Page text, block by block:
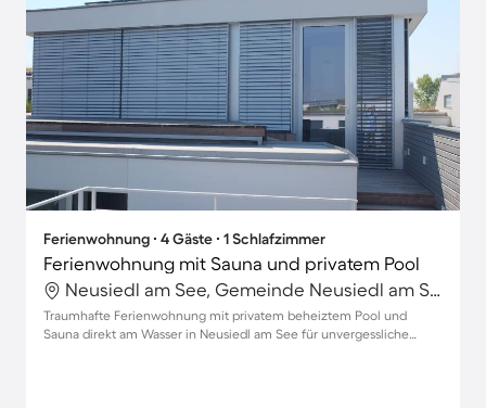
Ferienwohnung ∙ 4 Gäste ∙ 1 Schlafzimmer
Ferienwohnung mit Sauna und privatem Pool
Neusiedl am See, Gemeinde Neusiedl am See, Österreich
Traumhafte Ferienwohnung mit privatem beheiztem Pool und
Sauna direkt am Wasser in Neusiedl am See für unvergessliche